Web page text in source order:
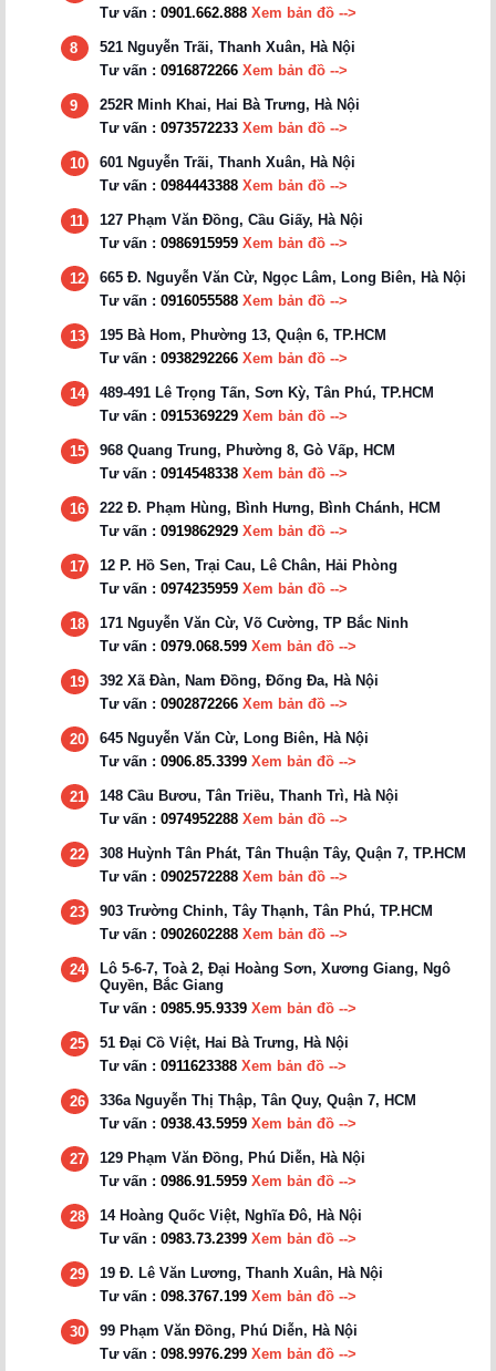
Tư vấn : 0901.662.888 Xem bản đồ -->
8
521 Nguyễn Trãi, Thanh Xuân, Hà Nội
Tư vấn : 0916872266 Xem bản đồ -->
9
252R Minh Khai, Hai Bà Trưng, Hà Nội
Tư vấn : 0973572233 Xem bản đồ -->
10
601 Nguyễn Trãi, Thanh Xuân, Hà Nội
Tư vấn : 0984443388 Xem bản đồ -->
11
127 Phạm Văn Đồng, Cầu Giấy, Hà Nội
Tư vấn : 0986915959 Xem bản đồ -->
12
665 Đ. Nguyễn Văn Cừ, Ngọc Lâm, Long Biên, Hà Nội
Tư vấn : 0916055588 Xem bản đồ -->
13
195 Bà Hom, Phường 13, Quận 6, TP.HCM
Tư vấn : 0938292266 Xem bản đồ -->
14
489-491 Lê Trọng Tấn, Sơn Kỳ, Tân Phú, TP.HCM
Tư vấn : 0915369229 Xem bản đồ -->
15
968 Quang Trung, Phường 8, Gò Vấp, HCM
Tư vấn : 0914548338 Xem bản đồ -->
16
222 Đ. Phạm Hùng, Bình Hưng, Bình Chánh, HCM
Tư vấn : 0919862929 Xem bản đồ -->
17
12 P. Hồ Sen, Trại Cau, Lê Chân, Hải Phòng
Tư vấn : 0974235959 Xem bản đồ -->
18
171 Nguyễn Văn Cừ, Võ Cường, TP Bắc Ninh
Tư vấn : 0979.068.599 Xem bản đồ -->
19
392 Xã Đàn, Nam Đồng, Đống Đa, Hà Nội
Tư vấn : 0902872266 Xem bản đồ -->
20
645 Nguyễn Văn Cừ, Long Biên, Hà Nội
Tư vấn : 0906.85.3399 Xem bản đồ -->
21
148 Cầu Bươu, Tân Triều, Thanh Trì, Hà Nội
Tư vấn : 0974952288 Xem bản đồ -->
22
308 Huỳnh Tân Phát, Tân Thuận Tây, Quận 7, TP.HCM
Tư vấn : 0902572288 Xem bản đồ -->
23
903 Trường Chinh, Tây Thạnh, Tân Phú, TP.HCM
Tư vấn : 0902602288 Xem bản đồ -->
24
Lô 5-6-7, Toà 2, Đại Hoàng Sơn, Xương Giang, Ngô
Quyền, Bắc Giang
Tư vấn : 0985.95.9339 Xem bản đồ -->
25
51 Đại Cồ Việt, Hai Bà Trưng, Hà Nội
Tư vấn : 0911623388 Xem bản đồ -->
26
336a Nguyễn Thị Thập, Tân Quy, Quận 7, HCM
Tư vấn : 0938.43.5959 Xem bản đồ -->
27
129 Phạm Văn Đồng, Phú Diễn, Hà Nội
Tư vấn : 0986.91.5959 Xem bản đồ -->
28
14 Hoàng Quốc Việt, Nghĩa Đô, Hà Nội
Tư vấn : 0983.73.2399 Xem bản đồ -->
29
19 Đ. Lê Văn Lương, Thanh Xuân, Hà Nội
Tư vấn : 098.3767.199 Xem bản đồ -->
30
99 Phạm Văn Đồng, Phú Diễn, Hà Nội
Tư vấn : 098.9976.299 Xem bản đồ -->